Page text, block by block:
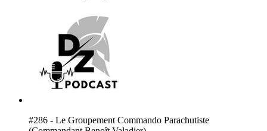
#286 - Le Groupement Commando Parachutiste